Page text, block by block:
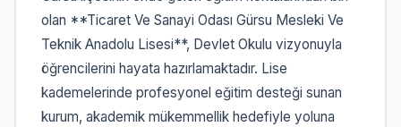
olan **Ticaret Ve Sanayi Odası Gürsu Mesleki Ve
Teknik Anadolu Lisesi**, Devlet Okulu vizyonuyla
öğrencilerini hayata hazırlamaktadır. Lise
kademelerinde profesyonel eğitim desteği sunan
kurum, akademik mükemmellik hedefiyle yoluna